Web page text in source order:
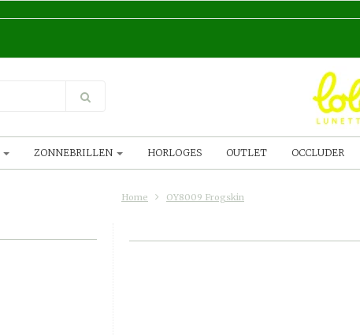
ZONNEBRILLEN HORLOGES OUTLET OCCLUDER
Home OY8009 Frogskin